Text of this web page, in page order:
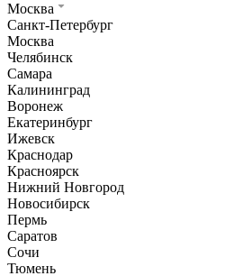
Москва
Санкт-Петербург
Москва
Челябинск
Самара
Калининград
Воронеж
Екатеринбург
Ижевск
Краснодар
Красноярск
Нижний Новгород
Новосибирск
Пермь
Саратов
Сочи
Тюмень